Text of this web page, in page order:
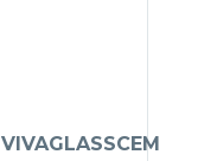
VIVAGLASSCEM